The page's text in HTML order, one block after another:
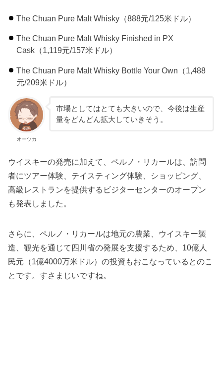
The Chuan Pure Malt Whisky（888元/125米ドル）
The Chuan Pure Malt Whisky Finished in PX
Cask（1,119元/157米ドル）
The Chuan Pure Malt Whisky Bottle Your Own（1,488
元/209米ドル）
オーツカ
市場としてはとても大きいので、今後は生産
量をどんどん拡大していきそう。
ウイスキーの発売に加えて、ペルノ・リカールは、訪問
者にツアー体験、テイスティング体験、ショッピング、
高級レストランを提供するビジターセンターのオープン
も発表しました。
さらに、ペルノ・リカールは地元の農業、ウイスキー製
造、観光を通じて四川省の発展を支援するため、10億人
民元（1億4000万米ドル）の投資もおこなっているとのこ
とです。すさまじいですね。